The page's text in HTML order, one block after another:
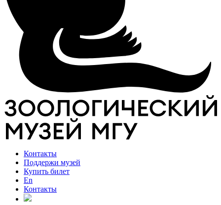
Контакты
Поддержи музей
Купить билет
En
Контакты